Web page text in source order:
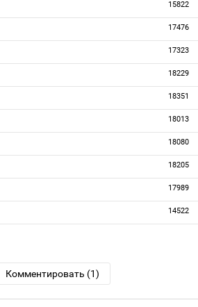
15822
17476
17323
18229
18351
18013
18080
18205
17989
14522
Комментировать (1)